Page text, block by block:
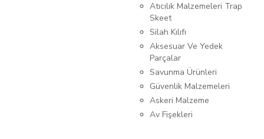
Atıcılık Malzemeleri Trap
Skeet
Silah Kılıfı
Aksesuar Ve Yedek
Parçalar
Savunma Ürünleri
Güvenlik Malzemeleri
Askeri Malzeme
Av Fişekleri